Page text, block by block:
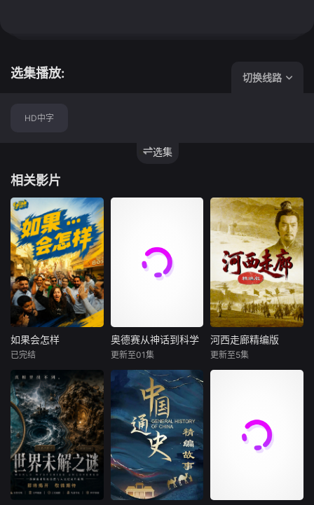
选集播放: 切换线路
选集
HD中字
相关影片
如果会怎样
内容涵盖多个主
题，包括政治、文
化、社会、经济和
艺术等领域；通过 I
nstagram 和 Face
book 平台，以“如
果……会怎样（Wh
at If）”为主题进行
表达。其风格轻松
如果会怎样
已完结
奥德赛从神话到科学
在克里斯托弗·诺兰
即将上映的史诗电
影之前，发现传说
背后的真相。考古
学家、地质学家和
古生物学家正在使
用尖端技术调查传
说背后的真相。尤
利西斯——故事中
奥德赛从神话到科学
更新至01集
河西走廊精编版
历史。影片讲述张
骞出使、霍去病设
四郡、丝路贸易、
河西走廊精编版
更新至5集